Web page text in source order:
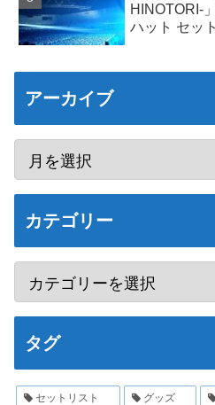
HINOTORI-
ハット セッ
アーカイブ
カテゴリー
タグ
セットリスト グッズ